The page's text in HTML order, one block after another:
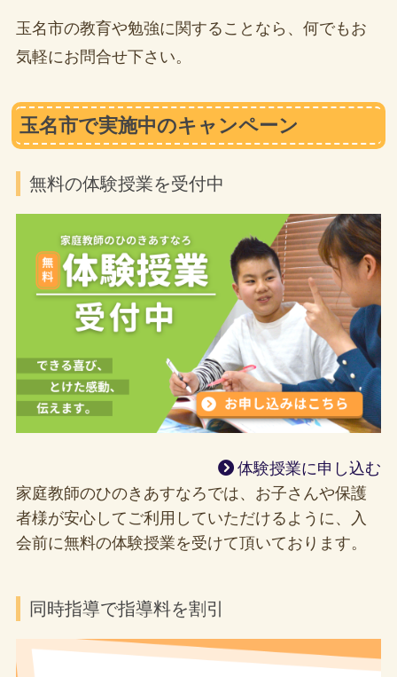
玉名市の教育や勉強に関することなら、何でもお
気軽にお問合せ下さい。
玉名市で実施中のキャンペーン
無料の体験授業を受付中
体験授業に申し込む
家庭教師のひのきあすなろでは、お子さんや保護
者様が安心してご利用していただけるように、入
会前に無料の体験授業を受けて頂いております。
同時指導で指導料を割引